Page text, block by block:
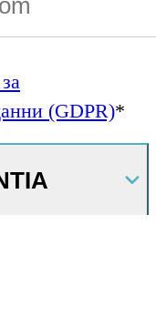
(GDPR)*